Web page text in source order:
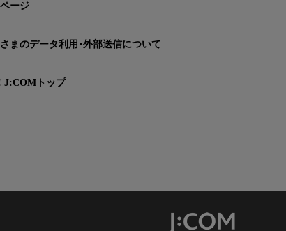
ージ
まのデータ利用･外部送信について
J:COMトップ